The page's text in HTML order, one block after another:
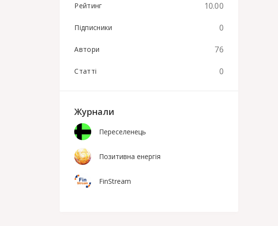
Рейтинг 10.00
Підписники 0
Автори 76
Статті 0
Журнали
Переселенець
Позитивна енергія
FinStream